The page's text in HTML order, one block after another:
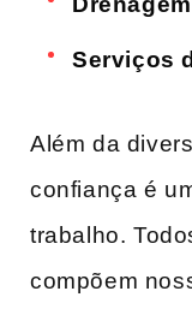
Serviços
Além da
confiança é
trabalho.
‍compõem